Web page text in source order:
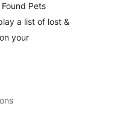
Pets
a list of lost &
your